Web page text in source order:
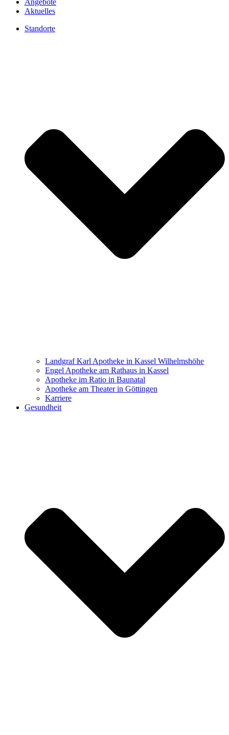
Angebote
Aktuelles
Standorte
Landgraf Karl Apotheke in Kassel Wilhelmshöhe
Engel Apotheke am Rathaus in Kassel
Apotheke im Ratio in Baunatal
Apotheke am Theater in Göttingen
Karriere
Gesundheit